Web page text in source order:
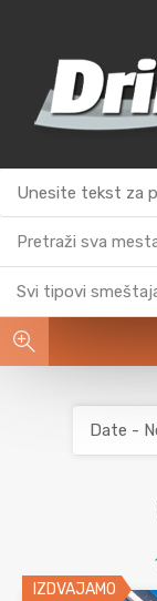
Pretraži sva
Svi tipovi
Date -
IZDVAJAMO